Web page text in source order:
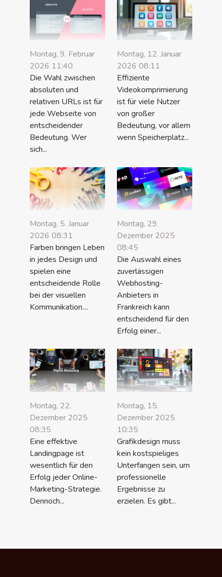
Montag, 9. Februar
2026 11:40
Die Wahl zwischen
absoluten und
relativen URLs ist für
jede Webseite von
entscheidender
Bedeutung. Wer
sich...
Montag, 12. Januar
2026 08:11
Effiziente
Videokomprimierung
ist für viele Nutzer
von großer
Bedeutung, vor allem
wenn Speicherplatz...
Montag, 5. Januar
2026 08:31
Farben bringen Leben
in jedes Design und
spielen eine
entscheidende Rolle
bei der visuellen
Kommunikation....
Montag, 29.
Dezember 2025
08:45
Die Auswahl eines
zuverlässigen
Webhosting-
Anbieters in
Frankreich kann
entscheidend für den
Erfolg einer...
Montag, 22.
Dezember 2025
08:35
Eine effektive
Landingpage ist
wesentlich für den
Erfolg jeder Online-
Marketing-Strategie.
Dennoch...
Montag, 15.
Dezember 2025
10:35
Grafikdesign muss
kein kostspieliges
Unterfangen sein, um
professionelle
Ergebnisse zu
erzielen. Es gibt...